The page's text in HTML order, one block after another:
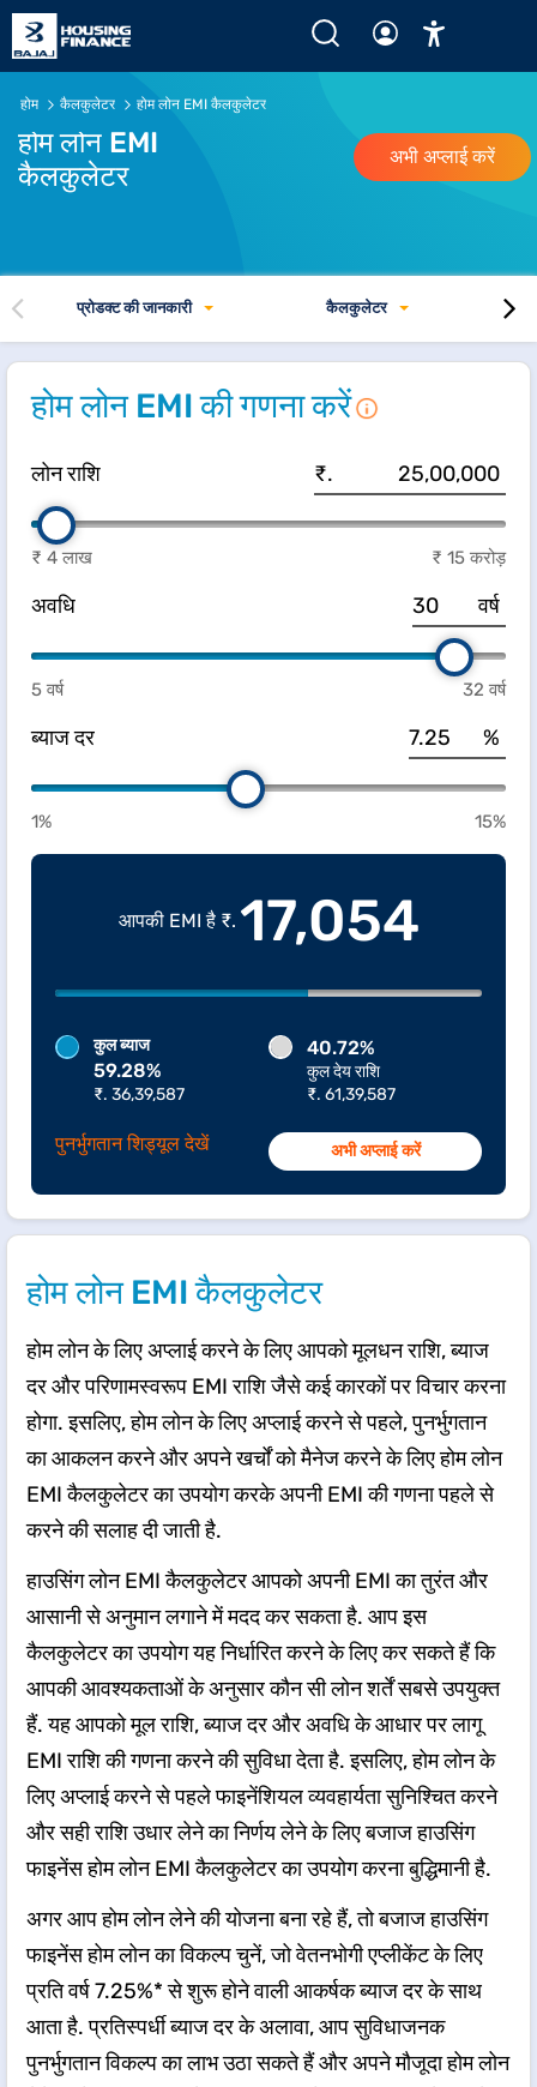
होम कैलकुलेटर होम लोन EMI कैलकुलेटर
होम लोन EMI
कैलकुलेटर
अभी अप्लाई करें
प्रोडक्ट की जानकारी कैलकुलेटर
होम लोन EMI की गणना करें
लोन राशि ₹.
₹ 4 लाख ₹ 15 करोड़
अवधि वर्ष
5 वर्ष 32 वर्ष
ब्याज दर %
1% 15%
आपकी EMI है ₹. 17,054
कुल ब्याज
59.28%
₹. 36,39,587
40.72%
कुल देय राशि
₹. 61,39,587
पुनर्भुगतान शिड्यूल देखें अभी अप्लाई करें
होम लोन EMI कैलकुलेटर
होम लोन के लिए अप्लाई करने के लिए आपको मूलधन राशि, ब्याज
दर और परिणामस्वरूप EMI राशि जैसे कई कारकों पर विचार करना
होगा. इसलिए, होम लोन के लिए अप्लाई करने से पहले, पुनर्भुगतान
का आकलन करने और अपने खर्चों को मैनेज करने के लिए होम लोन
EMI कैलकुलेटर का उपयोग करके अपनी EMI की गणना पहले से
करने की सलाह दी जाती है.
हाउसिंग लोन EMI कैलकुलेटर आपको अपनी EMI का तुरंत और
आसानी से अनुमान लगाने में मदद कर सकता है. आप इस
कैलकुलेटर का उपयोग यह निर्धारित करने के लिए कर सकते हैं कि
आपकी आवश्यकताओं के अनुसार कौन सी लोन शर्तें सबसे उपयुक्त
हैं. यह आपको मूल राशि, ब्याज दर और अवधि के आधार पर लागू
EMI राशि की गणना करने की सुविधा देता है. इसलिए, होम लोन के
लिए अप्लाई करने से पहले फाइनेंशियल व्यवहार्यता सुनिश्चित करने
और सही राशि उधार लेने का निर्णय लेने के लिए बजाज हाउसिंग
फाइनेंस होम लोन EMI कैलकुलेटर का उपयोग करना बुद्धिमानी है.
अगर आप होम लोन लेने की योजना बना रहे हैं, तो बजाज हाउसिंग
फाइनेंस होम लोन का विकल्प चुनें, जो वेतनभोगी एप्लीकेंट के लिए
प्रति वर्ष 7.25%* से शुरू होने वाली आकर्षक ब्याज दर के साथ
आता है. प्रतिस्पर्धी ब्याज दर के अलावा, आप सुविधाजनक
पुनर्भुगतान विकल्प का लाभ उठा सकते हैं और अपने मौजूदा होम लोन